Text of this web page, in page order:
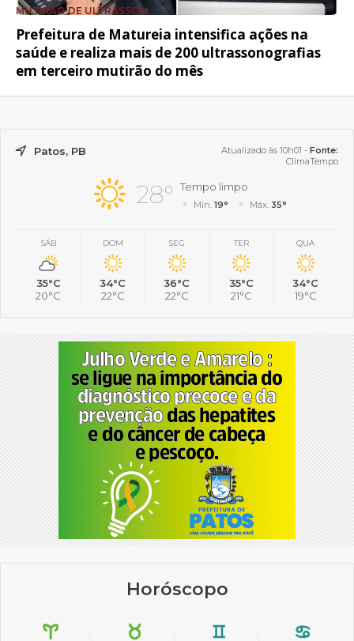
MUTIRÃO DE ULTRASSOM
Prefeitura de Matureia intensifica ações na
saúde e realiza mais de 200 ultrassonografias
em terceiro mutirão do mês
Patos, PB Atualizado às 10h01 - Fonte:
ClimaTempo
28° Tempo limpo
Mín.19° Máx. 35°
SÁB
35°C
20°C
DOM
34°C
22°C
SEG
36°C
22°C
TER
35°C
21°C
QUA
34°C
19°C
Horóscopo